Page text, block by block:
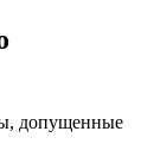
допущенные